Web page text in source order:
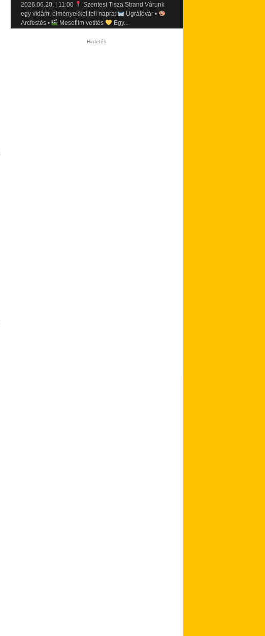
2026.06.20. | 11:00
Szentesi Tisza Strand Várunk
egy vidám, élményekkel teli napra:
Ugrálóvár •
Arcfestés •
Mesefilm vetítés Egy...
Hirdetés